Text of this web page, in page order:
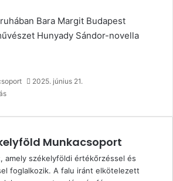
Bara Margit Budapest
Hunyady Sándor-novella
2025. június 21.
Munkacsoport
amely székelyföldi értékőrzéssel és
foglalkozik. A falu iránt elkötelezett